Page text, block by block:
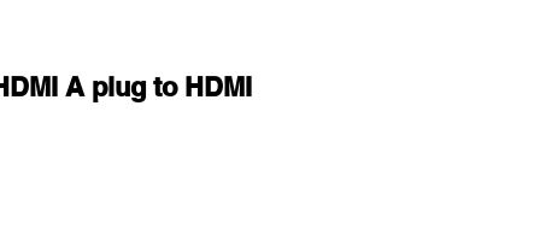
A plug to HDMI